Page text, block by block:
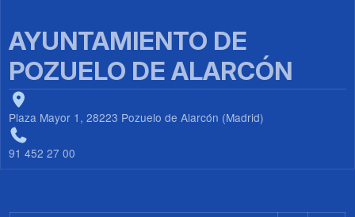
AYUNTAMIENTO DE
POZUELO DE ALARCÓN
Plaza Mayor 1, 28223 Pozuelo de Alarcón (Madrid)
91 452 27 00